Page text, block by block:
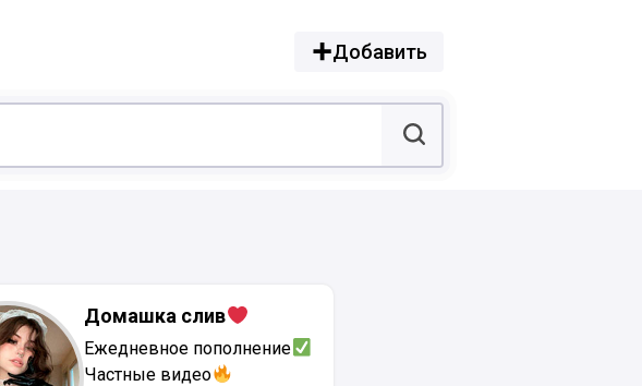
Добавить
Домашка слив
Ежедневное пополнение
Частные видео